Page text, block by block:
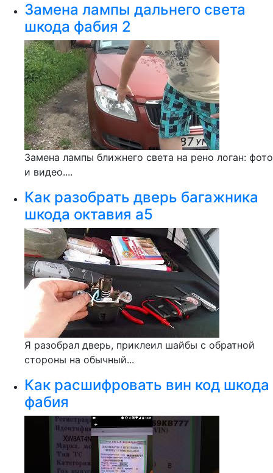
Замена лампы дальнего света
шкода фабия 2
Замена лампы ближнего света на рено логан: фото
и видео....
Как разобрать дверь багажника
шкода октавия а5
Я разобрал дверь, приклеил шайбы с обратной
стороны на обычный...
Как расшифровать вин код шкода
фабия